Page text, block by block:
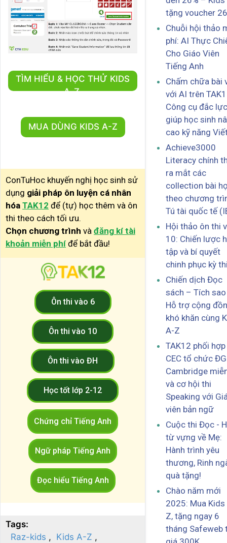
TÌM HIỂU & HỌC THỬ KIDS
A-Z
MUA DÙNG KIDS A-Z
ConTuHoc khuyến nghị học sinh sử
dụng giải pháp ôn luyện cá nhân
hóa TAK12 để (tự) học thêm và ôn
thi theo cách tối ưu.
Chọn chương trình và đăng kí tài
khoản miễn phí để bắt đầu!
Ôn thi vào 6
Ôn thi vào 10
Ôn thi vào ĐH
Học tốt lớp 2-12
Chứng chỉ Tiếng Anh
Ngữ pháp Tiếng Anh
Đọc hiểu Tiếng Anh
Tags:
Raz-kids
Kids A-Z
tặng voucher
Chuỗi hội thảo
phí: AI Thực
Cho Giáo Viên
Tiếng Anh
Chấm chữa bài
với AI trên
Công cụ đắc lực
giúp học sinh
cao kỹ năng
Achieve3000
Literacy chính
ra mắt các
collection bài
theo chương
Tú tài quốc tế
Hội thảo ôn thi
10: Chiến lược
tập và bí quyết
chinh phục kỳ
Chiến dịch Đọc
sách – Tích
Hỗ trợ cộng
khó khăn cùng
A-Z
TAK12 phối
CEC tổ chức
Cambridge
và cơ hội thi
Speaking với
viên bản ngữ
Cuộc thi Đọc -
từ vựng về Mẹ:
Hành trình yêu
thương, Rinh
quà tặng!
Chào năm mới
2025: Mua Kids
Z, tặng ngay 6
tháng Safeweb